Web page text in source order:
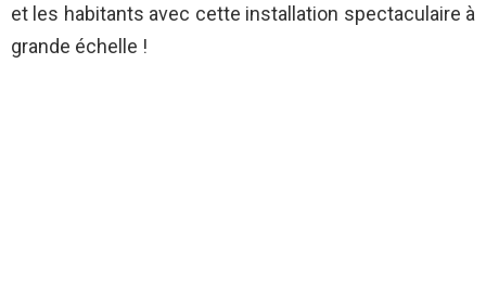
et les habitants avec cette installation spectaculaire à
grande échelle !